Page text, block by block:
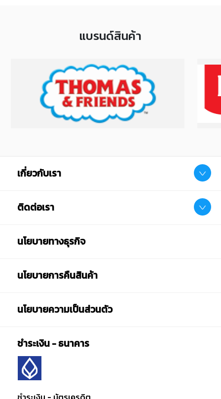
แบรนด์สินค้า
เกี่ยวกับเรา
ติดต่อเรา
นโยบายทางธุรกิจ
นโยบายการคืนสินค้า
นโยบายความเป็นส่วนตัว
ชำระเงิน - ธนาคาร